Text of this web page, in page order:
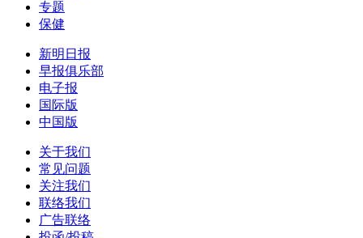
专题
保健
新明日报
早报俱乐部
电子报
国际版
中国版
关于我们
常见问题
关注我们
联络我们
广告联络